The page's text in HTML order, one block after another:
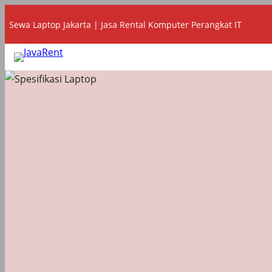
ke
konten
Sewa Laptop Jakarta | Jasa Rental Komputer Perangkat IT